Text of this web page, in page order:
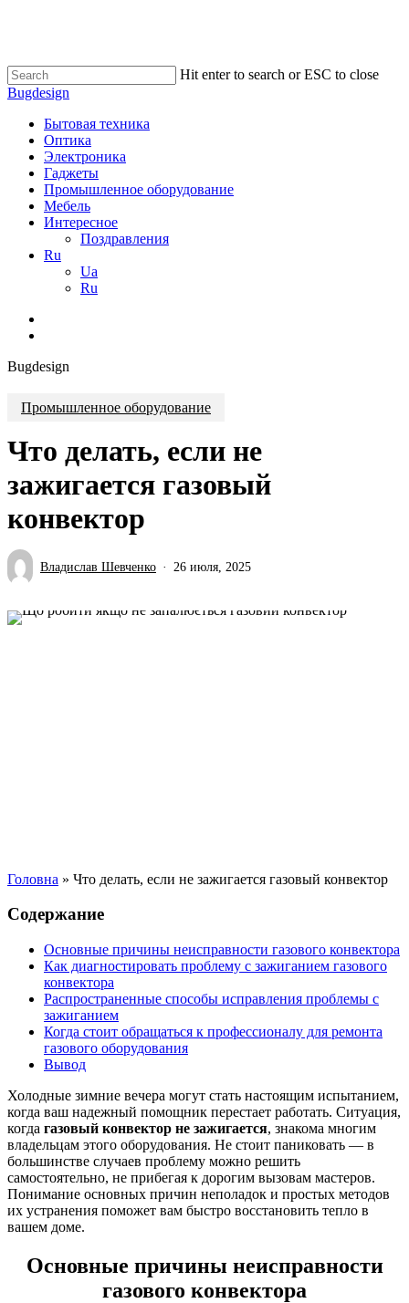
content
Hit enter to search or ESC to close
Close
Bugdesign
search
Menu
Бытовая техника
Оптика
Электроника
Гаджеты
Промышленное оборудование
Мебель
Интересное
Поздравления
Ru
Ua
Ru
Bugdesign
Промышленное оборудование
Что делать, если не
зажигается газовый
конвектор
Владислав Шевченко 26 июля, 2025
Головна » Что делать, если не зажигается газовый конвектор
Содержание
Основные причины неисправности газового конвектора
Как диагностировать проблему с зажиганием газового
конвектора
Распространенные способы исправления проблемы с
зажиганием
Когда стоит обращаться к профессионалу для ремонта
газового оборудования
Вывод
Холодные зимние вечера могут стать настоящим испытанием,
когда ваш надежный помощник перестает работать. Ситуация,
когда газовый конвектор не зажигается, знакома многим
владельцам этого оборудования. Не стоит паниковать — в
большинстве случаев проблему можно решить
самостоятельно, не прибегая к дорогим вызовам мастеров.
Понимание основных причин неполадок и простых методов
их устранения поможет вам быстро восстановить тепло в
вашем доме.
Основные причины неисправности
газового конвектора